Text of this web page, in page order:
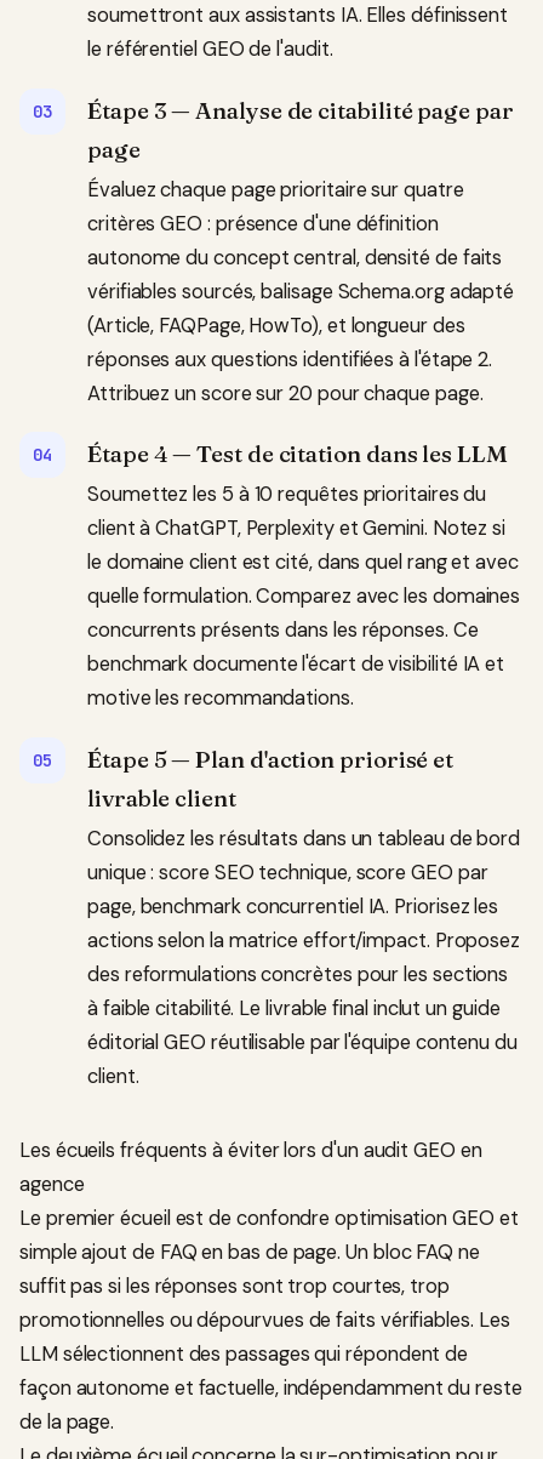
soumettront aux assistants IA. Elles définissent
le référentiel GEO de l'audit.
Étape 3 — Analyse de citabilité page par
page
Évaluez chaque page prioritaire sur quatre
critères GEO : présence d'une définition
autonome du concept central, densité de faits
vérifiables sourcés, balisage Schema.org adapté
(Article, FAQPage, HowTo), et longueur des
réponses aux questions identifiées à l'étape 2.
Attribuez un score sur 20 pour chaque page.
Étape 4 — Test de citation dans les LLM
Soumettez les 5 à 10 requêtes prioritaires du
client à ChatGPT, Perplexity et Gemini. Notez si
le domaine client est cité, dans quel rang et avec
quelle formulation. Comparez avec les domaines
concurrents présents dans les réponses. Ce
benchmark documente l'écart de visibilité IA et
motive les recommandations.
Étape 5 — Plan d'action priorisé et
livrable client
Consolidez les résultats dans un tableau de bord
unique : score SEO technique, score GEO par
page, benchmark concurrentiel IA. Priorisez les
actions selon la matrice effort/impact. Proposez
des reformulations concrètes pour les sections
à faible citabilité. Le livrable final inclut un guide
éditorial GEO réutilisable par l'équipe contenu du
client.
Les écueils fréquents à éviter lors d'un audit GEO en
agence
Le premier écueil est de confondre optimisation GEO et
simple ajout de FAQ en bas de page. Un bloc FAQ ne
suffit pas si les réponses sont trop courtes, trop
promotionnelles ou dépourvues de faits vérifiables. Les
LLM sélectionnent des passages qui répondent de
façon autonome et factuelle, indépendamment du reste
de la page.